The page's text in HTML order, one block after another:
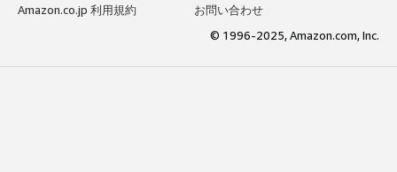
Amazon.co.jp 利用規約
お問い合わせ
© 1996-2025, Amazon.com, Inc.